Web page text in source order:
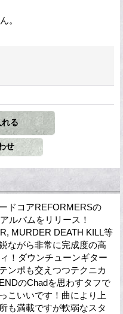
。
ドコアREFORMERSの
ルバムをリリース！
MURDER DEATH KILL等
ながら非常に完成度の高
！ダウンチューンギター
ンポも交えつつテクニカ
のChadを思わすタフで
こいいです！曲により上
も満載ですが軟弱なスタ